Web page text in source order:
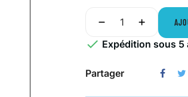
 Expédition sous 5
Partager